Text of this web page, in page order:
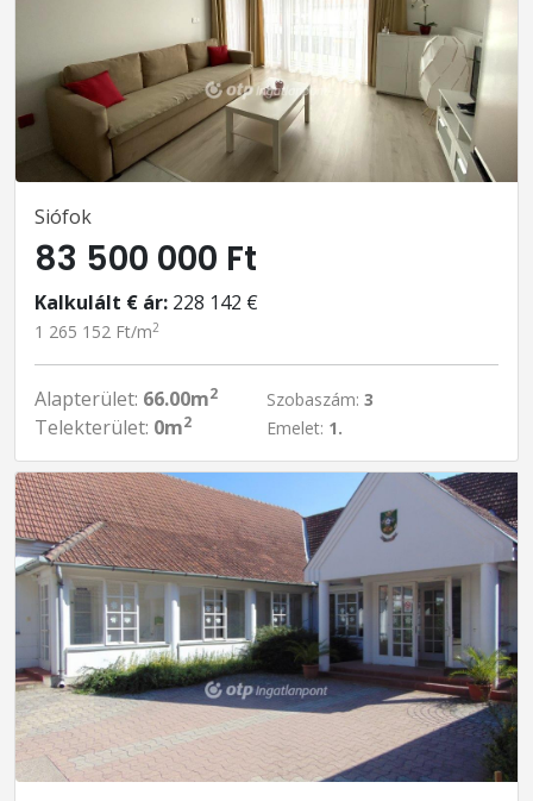
Siófok
83 500 000 Ft
Kalkulált € ár: 228 142 €
1 265 152 Ft/m2
Alapterület: 66.00m2
Telekterület: 0m2
Szobaszám: 3
Emelet: 1.